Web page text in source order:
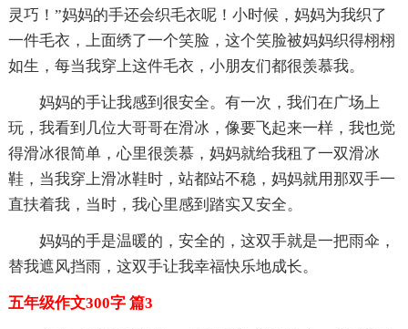
灵巧！”妈妈的手还会织毛衣呢！小时候，妈妈为我织了
一件毛衣，上面绣了一个笑脸，这个笑脸被妈妈织得栩栩
如生，每当我穿上这件毛衣，小朋友们都很羡慕我。
妈妈的手让我感到很安全。有一次，我们在广场上
玩，我看到几位大哥哥在滑冰，像要飞起来一样，我也觉
得滑冰很简单，心里很羡慕，妈妈就给我租了一双滑冰
鞋，当我穿上滑冰鞋时，站都站不稳，妈妈就用那双手一
直扶着我，当时，我心里感到踏实又安全。
妈妈的手是温暖的，安全的，这双手就是一把雨伞，
替我遮风挡雨，这双手让我幸福快乐地成长。
五年级作文300字 篇3